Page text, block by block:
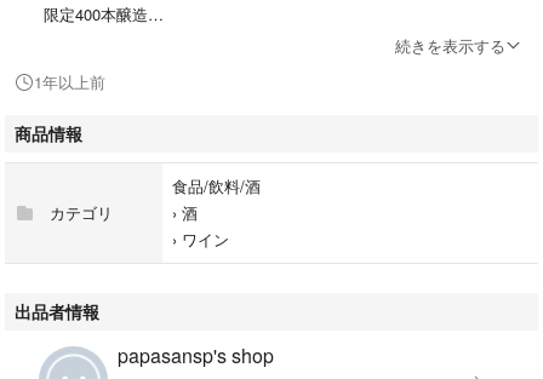
限定400本醸造
播州葡萄園は日本初のワイナリーとして、明治政府により、明治13年に開
設されました。しかし、害虫の発生等により政策が転換され、明治27年頃
に廃園となり幻の葡萄園と言われています。当園は葡萄園の復活を目指
し、2,003年に当時跡地に当時の品種と栽培法により開園しました。
本製品は2,009年産葡萄を当時と同じく全くの手作業で醸造しています。
2,009年の特徴 ： 8月まで梅雨が続くなど天候が不順で、葡萄の色付きが
十分ではありませんでした。そのため、一部のブルゴーニュワインのよう
はしっかりと感じられます。（裏ラベルより）
超貴重な播州葡萄園の2,009年産の赤ワインになります。明治政府の肝い
続きを表示する
1年以上前
商品情報
カテゴリ
食品/飲料/酒
› 酒
› ワイン
出品者情報
papasansp's shop